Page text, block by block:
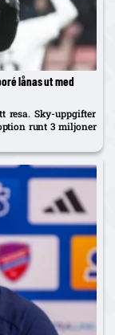
lånas ut med
resa. Sky-uppgifter
runt 3 miljoner